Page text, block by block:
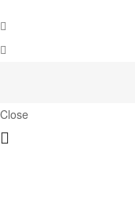
Close